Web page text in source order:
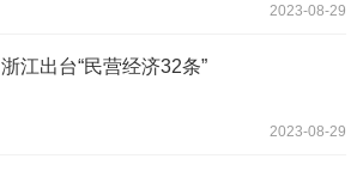
2023-08-29
浙江出台“民营经济32条”
2023-08-29